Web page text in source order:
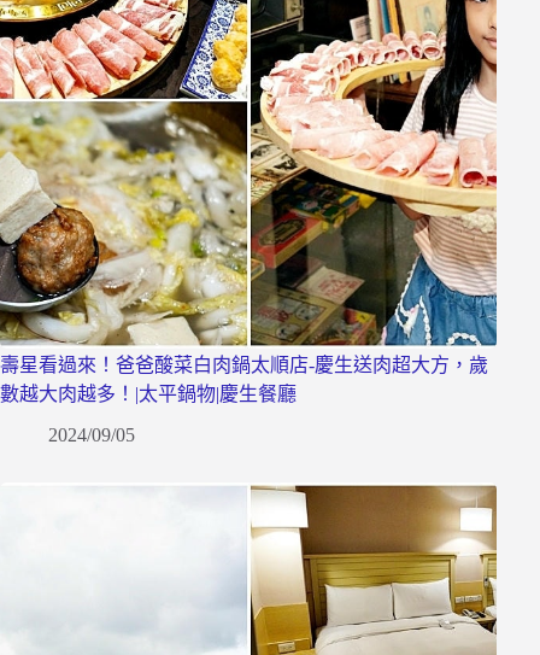
壽星看過來！爸爸酸菜白肉鍋太順店-慶生送肉超大方，歲
數越大肉越多！|太平鍋物|慶生餐廳
2024/09/05